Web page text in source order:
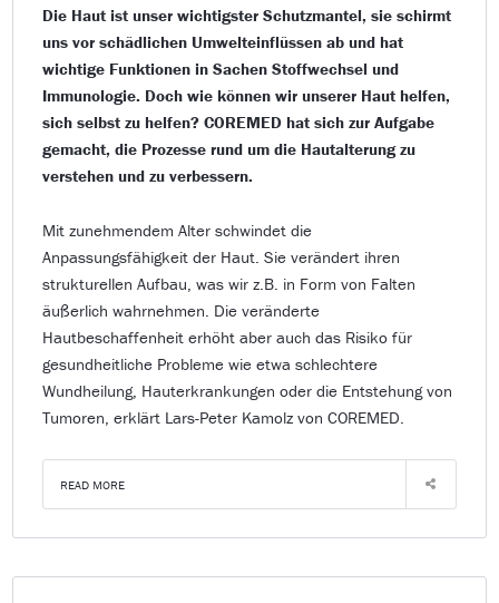
Die Haut ist unser wichtigster Schutzmantel, sie schirmt
uns vor schädlichen Umwelteinflüssen ab und hat
wichtige Funktionen in Sachen Stoffwechsel und
Immunologie. Doch wie können wir unserer Haut helfen,
sich selbst zu helfen? COREMED hat sich zur Aufgabe
gemacht, die Prozesse rund um die Hautalterung zu
verstehen und zu verbessern.
Mit zunehmendem Alter schwindet die
Anpassungsfähigkeit der Haut. Sie verändert ihren
strukturellen Aufbau, was wir z.B. in Form von Falten
äußerlich wahrnehmen. Die veränderte
Hautbeschaffenheit erhöht aber auch das Risiko für
gesundheitliche Probleme wie etwa schlechtere
Wundheilung, Hauterkrankungen oder die Entstehung von
Tumoren, erklärt Lars-Peter Kamolz von COREMED.
READ MORE